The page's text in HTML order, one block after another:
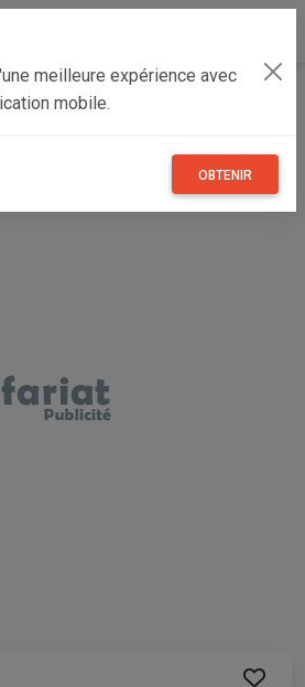
meilleure expérience avec
mobile.
OBTENIR
Majerda Bizerte